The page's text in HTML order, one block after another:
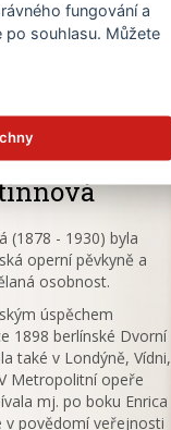
(1878 - 1930) byla
operní pěvkyně a
osobnost.
úspěchem
1898 berlínské Dvorní
také v Londýně, Vídni,
Metropolitní opeře
mj. po boku Enrica
v povědomí veřejnosti
fungování a
po souhlasu. Můžete